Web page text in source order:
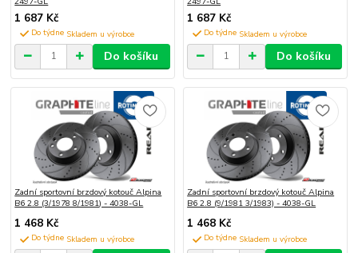
1 687 Kč
Do týdne
Do košíku
1 687 Kč
Do týdne
Do košíku
Zadní sportovní brzdový kotouč Alpina
B6 2.8 (3/1978 8/1981) - 4038-GL
1 468 Kč
Do týdne
Zadní sportovní brzdový kotouč Alpina
B6 2.8 (9/1981 3/1983) - 4038-GL
1 468 Kč
Do týdne